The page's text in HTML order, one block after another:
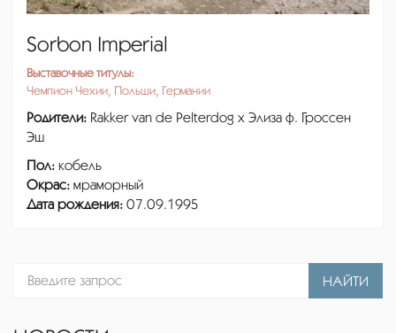
Sorbon Imperial
Выставочные титулы:
Чемпион Чехии, Польши, Германии
Родители: Rakker van de Pelterdog x Элиза ф. Гроссен
Эш
Пол: кобель
Окрас: мраморный
Дата рождения: 07.09.1995
НАЙТИ